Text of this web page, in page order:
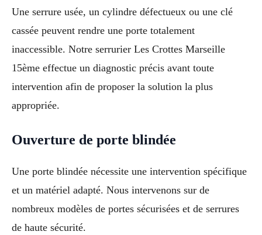
Une serrure usée, un cylindre défectueux ou une clé
cassée peuvent rendre une porte totalement
inaccessible. Notre serrurier Les Crottes Marseille
15ème effectue un diagnostic précis avant toute
intervention afin de proposer la solution la plus
appropriée.
Ouverture de porte blindée
Une porte blindée nécessite une intervention spécifique
et un matériel adapté. Nous intervenons sur de
nombreux modèles de portes sécurisées et de serrures
de haute sécurité.